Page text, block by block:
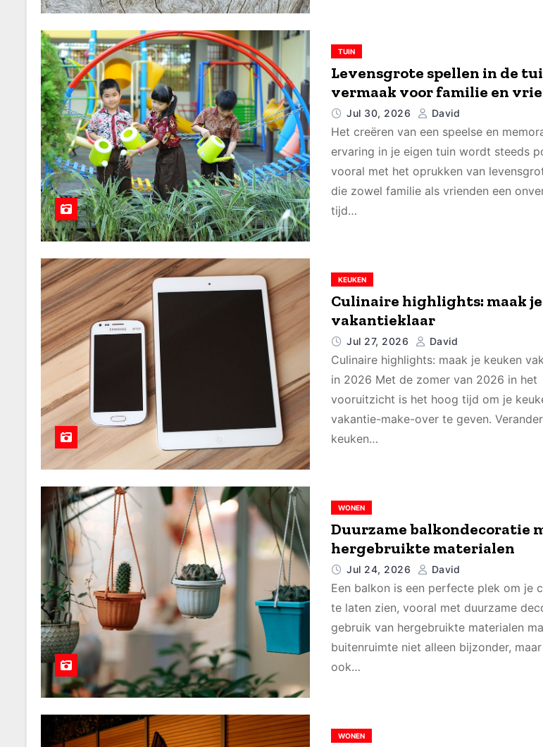
TUIN
Levensgrote spellen in de
vermaak voor familie en
Jul 30, 2026 David
Het creëren van een speelse en
ervaring in je eigen tuin wordt steeds
vooral met het oprukken van
die zowel familie als vrienden een
tijd…
KEUKEN
Culinaire highlights: maak
vakantieklaar
Jul 27, 2026 David
Culinaire highlights: maak je keuken
in 2026 Met de zomer van 2026 in het
vooruitzicht is het hoog tijd om je
vakantie-make-over te geven.
keuken…
WONEN
Duurzame balkondecoratie
hergebruikte materialen
Jul 24, 2026 David
Een balkon is een perfecte plek om je
te laten zien, vooral met duurzame
gebruik van hergebruikte materialen
buitenruimte niet alleen bijzonder,
ook…
WONEN